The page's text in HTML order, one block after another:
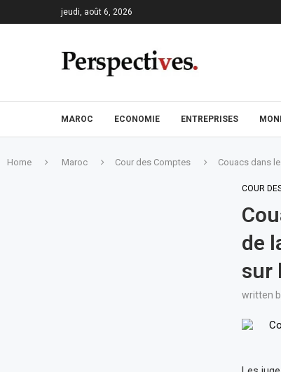
jeudi, août 6, 2026
MAROC ECONOMIE ENTREPRISES
Home Maroc Cour des Comptes Couacs dans
COUR
de
sur
written